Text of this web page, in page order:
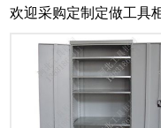
欢迎采购定制定做工具